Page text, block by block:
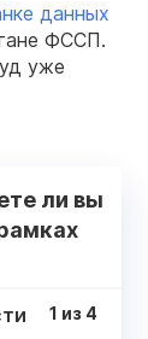
данных
ФССП.
уже
ли вы
1 из 4